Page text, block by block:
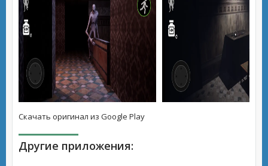
Скачать оригинал из Google Play
Другие приложения: